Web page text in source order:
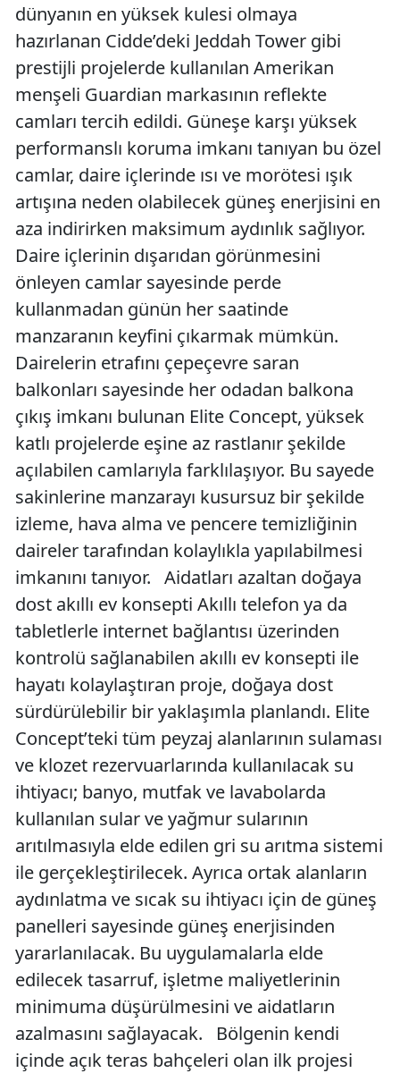
dünyanın en yüksek kulesi olmaya
hazırlanan Cidde’deki Jeddah Tower gibi
prestijli projelerde kullanılan Amerikan
menşeli Guardian markasının reflekte
camları tercih edildi. Güneşe karşı yüksek
performanslı koruma imkanı tanıyan bu özel
camlar, daire içlerinde ısı ve morötesi ışık
artışına neden olabilecek güneş enerjisini en
aza indirirken maksimum aydınlık sağlıyor.
Daire içlerinin dışarıdan görünmesini
önleyen camlar sayesinde perde
kullanmadan günün her saatinde
manzaranın keyfini çıkarmak mümkün.
Dairelerin etrafını çepeçevre saran
balkonları sayesinde her odadan balkona
çıkış imkanı bulunan Elite Concept, yüksek
katlı projelerde eşine az rastlanır şekilde
açılabilen camlarıyla farklılaşıyor. Bu sayede
sakinlerine manzarayı kusursuz bir şekilde
izleme, hava alma ve pencere temizliğinin
daireler tarafından kolaylıkla yapılabilmesi
imkanını tanıyor. Aidatları azaltan doğaya
dost akıllı ev konsepti Akıllı telefon ya da
tabletlerle internet bağlantısı üzerinden
kontrolü sağlanabilen akıllı ev konsepti ile
hayatı kolaylaştıran proje, doğaya dost
sürdürülebilir bir yaklaşımla planlandı. Elite
Concept’teki tüm peyzaj alanlarının sulaması
ve klozet rezervuarlarında kullanılacak su
ihtiyacı; banyo, mutfak ve lavabolarda
kullanılan sular ve yağmur sularının
arıtılmasıyla elde edilen gri su arıtma sistemi
ile gerçekleştirilecek. Ayrıca ortak alanların
aydınlatma ve sıcak su ihtiyacı için de güneş
panelleri sayesinde güneş enerjisinden
yararlanılacak. Bu uygulamalarla elde
edilecek tasarruf, işletme maliyetlerinin
minimuma düşürülmesini ve aidatların
azalmasını sağlayacak. Bölgenin kendi
içinde açık teras bahçeleri olan ilk projesi